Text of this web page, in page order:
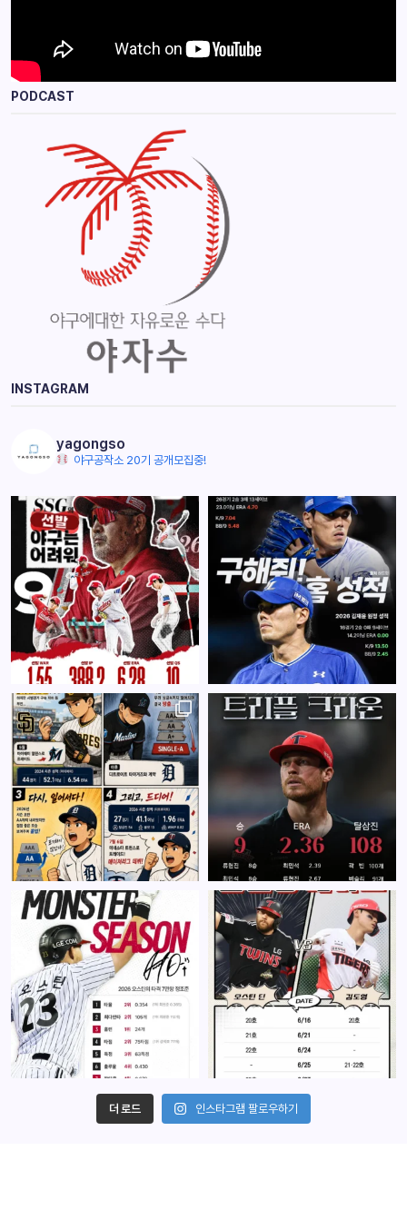
PODCAST
INSTAGRAM
yagongso
야구공작소 20기 공개모집중!
더 로드 인스타그램 팔로우하기